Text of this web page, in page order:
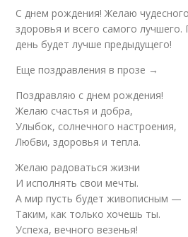
С днем рождения! Желаю
здоровья и всего самого
день будет лучше предыдущего!
Еще поздравления в прозе →
Поздравляю с днем рождения!
Желаю счастья и добра,
Улыбок, солнечного настроения,
Любви, здоровья и тепла.
Желаю радоваться жизни
И исполнять свои мечты.
А мир пусть будет живописным —
Таким, как только хочешь ты.
Успеха, вечного везенья!